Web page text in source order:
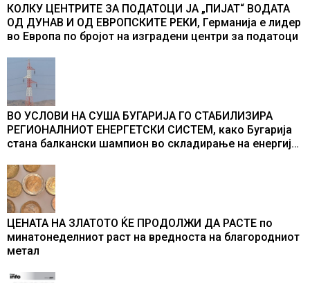
КОЛКУ ЦЕНТРИТЕ ЗА ПОДАТОЦИ ЈА „ПИЈАТ“ ВОДАТА
ОД ДУНАВ И ОД ЕВРОПСКИТЕ РЕКИ, Германија е лидер
во Европа по бројот на изградени центри за податоци
ВО УСЛОВИ НА СУША БУГАРИЈА ГО СТАБИЛИЗИРА
РЕГИОНАЛНИОТ ЕНЕРГЕТСКИ СИСТЕМ, како Бугарија
стана балкански шампион во складирање на енергија
ЦЕНАТА НА ЗЛАТОТО ЌЕ ПРОДОЛЖИ ДА РАСТЕ по
минатонеделниот раст на вредноста на благородниот
метал